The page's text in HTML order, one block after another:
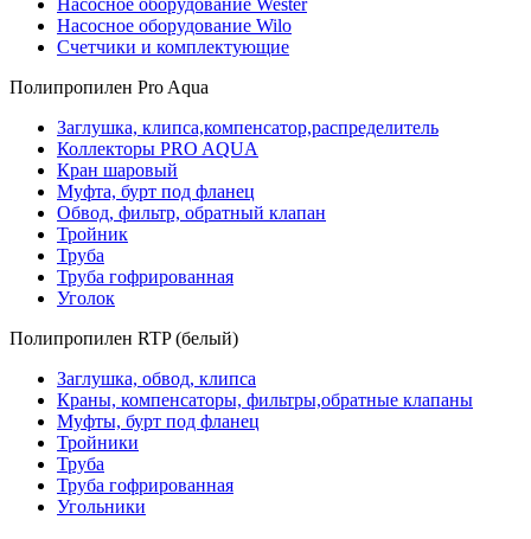
Насосное оборудование Wilo
Счетчики и комплектующие
Полипропилен Pro Aqua
Заглушка, клипса,компенсатор,распределитель
Коллекторы PRO AQUA
Кран шаровый
Муфта, бурт под фланец
Обвод, фильтр, обратный клапан
Тройник
Труба
Труба гофрированная
Уголок
Полипропилен RTP (белый)
Заглушка, обвод, клипса
Краны, компенсаторы, фильтры,обратные клапаны
Муфты, бурт под фланец
Тройники
Труба
Труба гофрированная
Угольники